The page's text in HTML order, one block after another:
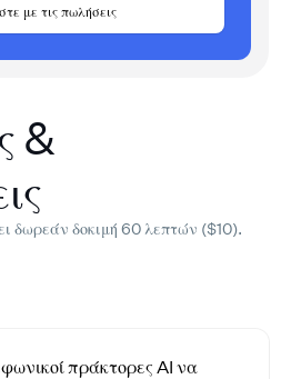
με τις πωλήσεις
&
δωρεάν δοκιμή 60 λεπτών ($10).
πράκτορες AI να